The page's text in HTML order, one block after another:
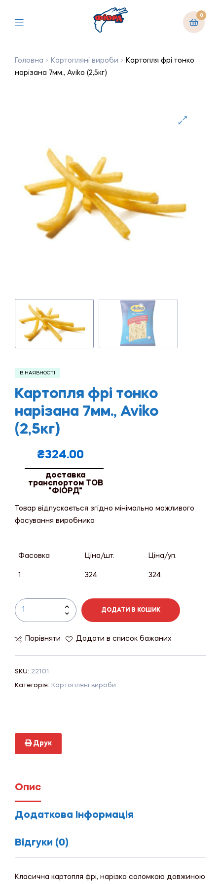
0
Головна Картопляні вироби
Картопля фрі тонко
нарізана 7мм., Aviko (2,5кг)
В НАЯВНОСТІ
Картопля фрі тонко
нарізана 7мм., Aviko
(2,5кг)
₴324.00
доставка
транспортом ТОВ
"ФІОРД"
Товар відпускається згідно мінімально можливого
фасування виробника
Фасовка Ціна/шт. Ціна/уп.
1 324 324
ДОДАТИ В КОШИК
Порівняти Додати в список бажаних
SKU: 22101
Категорія: Картопляні вироби
Друк
Опис
Додаткова Інформація
Відгуки (0)
Класична картопля фрі, нарізка соломкою довжиною